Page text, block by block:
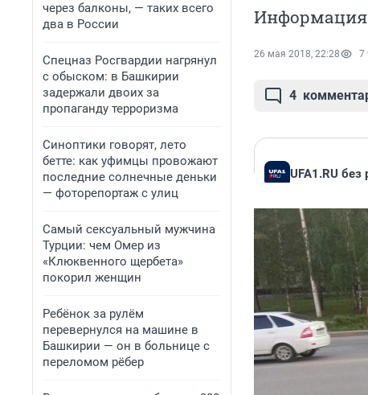
через балконы, — таких всего
два в России
Спецназ Росгвардии нагрянул
с обыском: в Башкирии
задержали двоих за
пропаганду терроризма
Синоптики говорят, лето
бетте: как уфимцы провожают
последние солнечные деньки
— фоторепортаж с улиц
Самый сексуальный мужчина
Турции: чем Омер из
«Клюквенного щербета»
покорил женщин
Ребёнок за рулём
перевернулся на машине в
Башкирии — он в больнице с
переломом рёбер
Информация
26 мая 2018, 22:28 7
4
UFA1.RU